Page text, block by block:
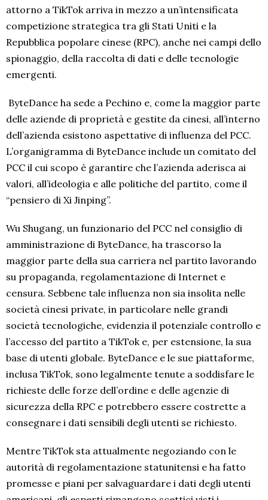
attorno a TikTok arriva in mezzo a un’intensificata
competizione strategica tra gli Stati Uniti e la
Repubblica popolare cinese (RPC), anche nei campi dello
spionaggio, della raccolta di dati e delle tecnologie
emergenti.
ByteDance ha sede a Pechino e, come la maggior parte
delle aziende di proprietà e gestite da cinesi, all’interno
dell’azienda esistono aspettative di influenza del PCC.
L’organigramma di ByteDance include un comitato del
PCC il cui scopo è garantire che l’azienda aderisca ai
valori, all’ideologia e alle politiche del partito, come il
“pensiero di Xi Jinping”.
Wu Shugang, un funzionario del PCC nel consiglio di
amministrazione di ByteDance, ha trascorso la
maggior parte della sua carriera nel partito lavorando
su propaganda, regolamentazione di Internet e
censura. Sebbene tale influenza non sia insolita nelle
società cinesi private, in particolare nelle grandi
società tecnologiche, evidenzia il potenziale controllo e
l’accesso del partito a TikTok e, per estensione, la sua
base di utenti globale. ByteDance e le sue piattaforme,
inclusa TikTok, sono legalmente tenute a soddisfare le
richieste delle forze dell’ordine e delle agenzie di
sicurezza della RPC e potrebbero essere costrette a
consegnare i dati sensibili degli utenti se richiesto.
Mentre TikTok sta attualmente negoziando con le
autorità di regolamentazione statunitensi e ha fatto
promesse e piani per salvaguardare i dati degli utenti